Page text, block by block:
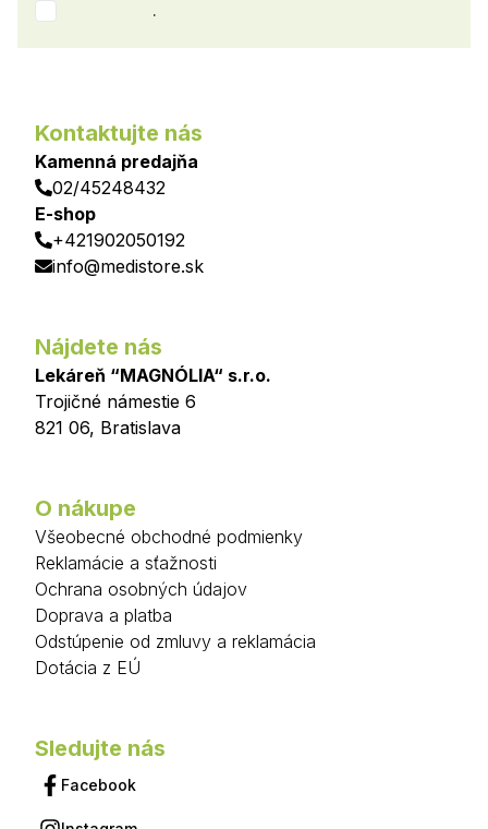
.
Kontaktujte nás
Kamenná predajňa
02/45248432
E-shop
+421902050192
info@medistore.sk
Nájdete nás
Lekáreň “MAGNÓLIA“ s.r.o.
Trojičné námestie 6
821 06, Bratislava
O nákupe
Všeobecné obchodné podmienky
Reklamácie a sťažnosti
Ochrana osobných údajov
Doprava a platba
Odstúpenie od zmluvy a reklamácia
Dotácia z EÚ
Sledujte nás
Facebook